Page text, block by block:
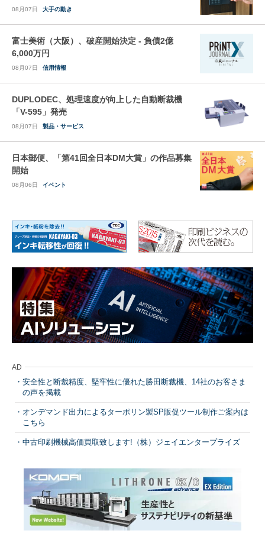
08月07日 大手の動き
富士美術（大阪）、破産開始決定 - 負債2億
6,000万円
08月07日 信用情報
DUPLODEC、処理速度が向上した自動断裁機
「V-595」発売
08月07日 製品・サービス
日本郵便、「第41回全日本DM大賞」の作品募集
開始
08月06日 イベント
AD
安全性と断裁精度、堅牢性に優れた勝田断裁機、14社のお客さま
の声を掲載
オンデマンド出力によるターポリン製SP販促ツール制作ご案内は
こちら
中古印刷機械高価買取致します!（株）ジェイエンタープライズ